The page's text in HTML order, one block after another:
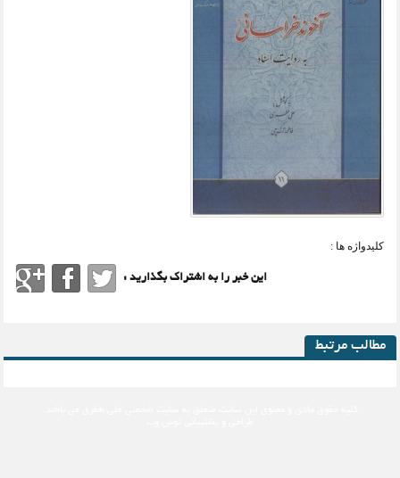
کلیدواژه ها :
این خبر را به اشتراک بگذارید :
مطالب مرتبط